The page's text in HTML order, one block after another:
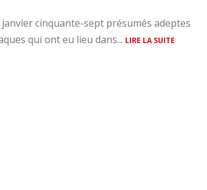
cinquante-sept présumés adeptes
qui ont eu lieu dans... LIRE LA SUITE